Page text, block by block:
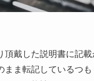
頂戴した説明書に記載
まま転記しているつも